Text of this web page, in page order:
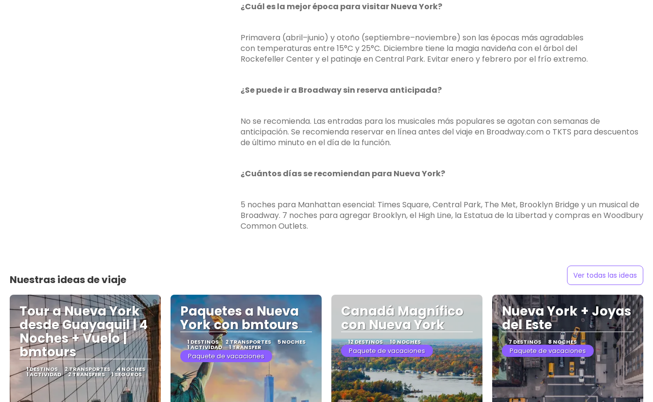
¿Cuál es la mejor época para visitar Nueva York?
Primavera (abril–junio) y otoño (septiembre–noviembre) son las épocas más agradables
con temperaturas entre 15°C y 25°C. Diciembre tiene la magia navideña con el árbol del
Rockefeller Center y el patinaje en Central Park. Evitar enero y febrero por el frío extremo.
¿Se puede ir a Broadway sin reserva anticipada?
No se recomienda. Las entradas para los musicales más populares se agotan con semanas de
anticipación. Se recomienda reservar en línea antes del viaje en Broadway.com o TKTS para descuentos
de último minuto en el día de la función.
¿Cuántos días se recomiendan para Nueva York?
5 noches para Manhattan esencial: Times Square, Central Park, The Met, Brooklyn Bridge y un musical de
Broadway. 7 noches para agregar Brooklyn, el High Line, la Estatua de la Libertad y compras en Woodbury
Common Outlets.
Nuestras ideas de viaje Ver todas las ideas
Tour a Nueva York
desde Guayaquil | 4
Noches + Vuelo |
bmtours
1 DESTINOS 2 TRANSPORTES 4 NOCHES
1 ACTIVIDAD 2 TRANSFERS 1 SEGUROS
Paquetes a Nueva
York con bmtours
1 DESTINOS 2 TRANSPORTES 5 NOCHES
1 ACTIVIDAD 1 TRANSFER
Paquete de vacaciones
Canadá Magnífico
con Nueva York
12 DESTINOS 10 NOCHES
Paquete de vacaciones
Nueva York + Joyas
del Este
7 DESTINOS 8 NOCHES
Paquete de vacaciones